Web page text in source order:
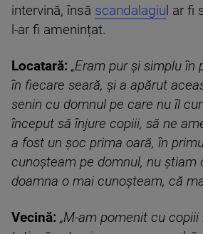
intervină, însă scandalagiu l ar
l-ar fi amenințat.
Locatară: „Eram pur și simplu în
în fiecare seară, și a apărut
senin cu domnul pe care nu îl
început să înjure copiii, să ne
a fost un șoc prima oară, în
cunoșteam pe domnul, nu știam
doamna o mai cunoșteam, că
Vecină: „M-am pomenit cu